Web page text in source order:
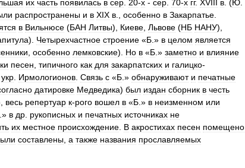
их часть появилась в сер 20-х - сер 70-х гг. XVIII в . (Ю
распространены и в XIX в особенно в Закарпатье
в Вильнюсе (БАН Литвы), Киеве Львове (НБ НАНУ),
). Четырехчастное строение «Б .» в целом является
особенно лемковские). Но в «Б .» заметно и влияние
песен типичного как для закарпатских и галицко-
укр Ирмологионов Связь с «Б .» обнаруживают и печатные
датировке Медведика) был издан сборник в честь
весь репертуар к-рого вошел в «Б .» в неизменном или
.» в др рукописных и печатных источниках не
их местное происхождение В акростихах песен помещено
составлены а также названия прославляемых